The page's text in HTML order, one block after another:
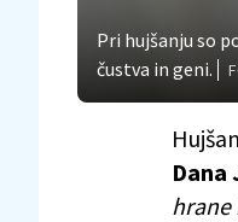
Pri hujšanju so
čustva in geni.
Dana
hrane